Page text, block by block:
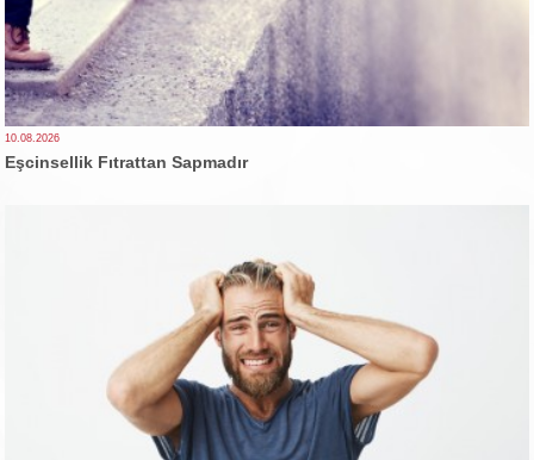
10.08.2026
Eşcinsellik Fıtrattan Sapmadır